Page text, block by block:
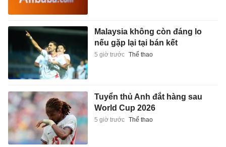
Malaysia không còn đáng lo
nếu gặp lại tại bán kết
5 giờ trước Thể thao
Tuyển thủ Anh đắt hàng sau
World Cup 2026
5 giờ trước Thể thao